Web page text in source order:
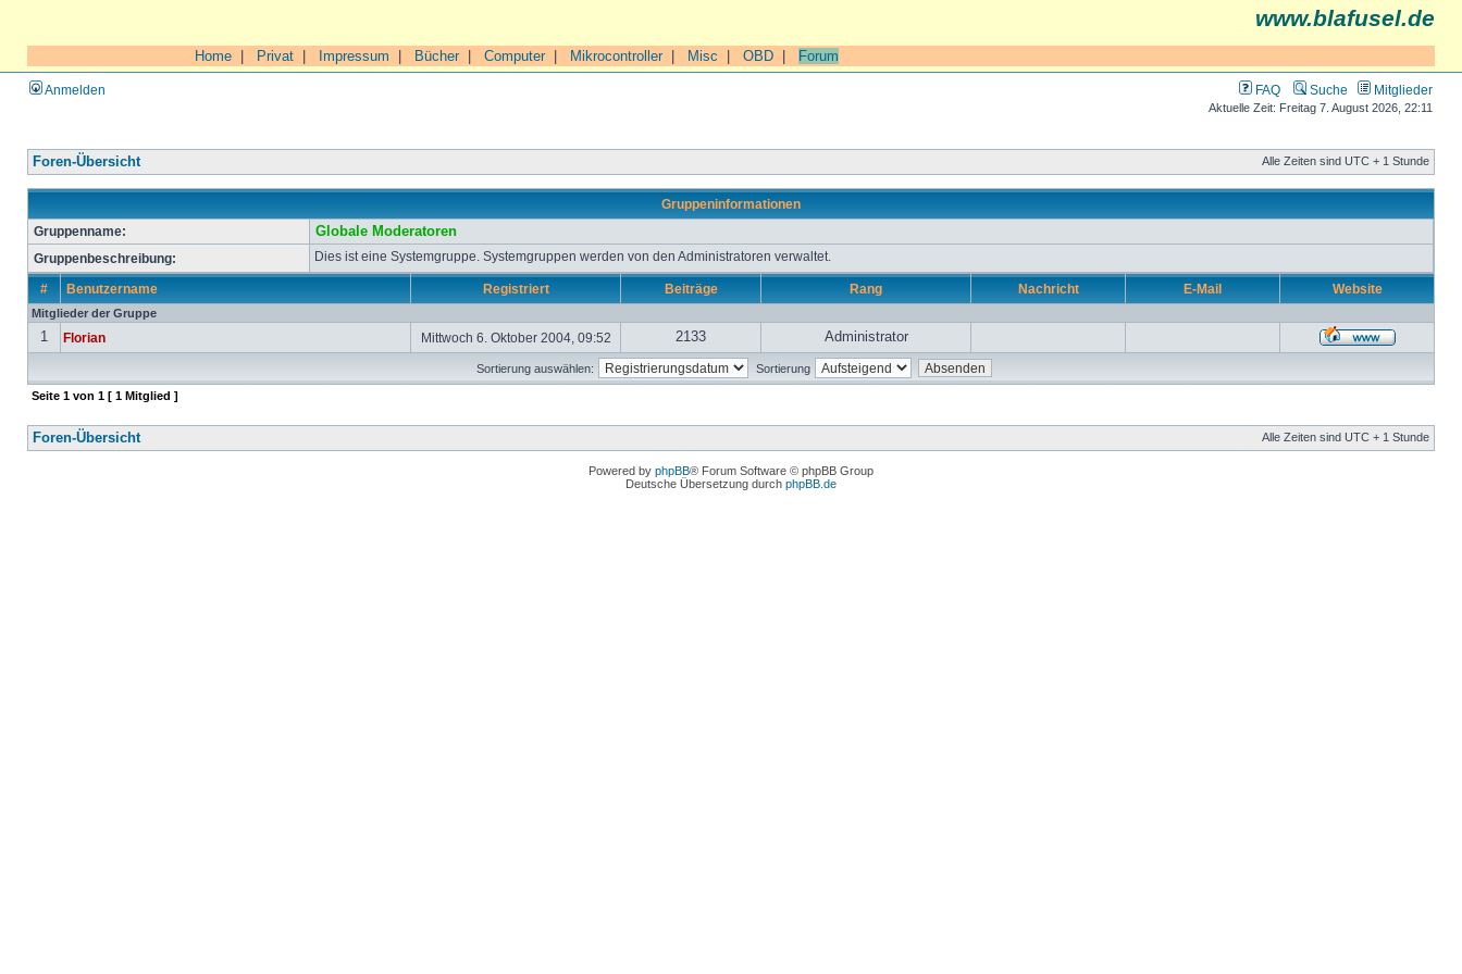
www.blafusel.de
Home Privat Impressum Bücher| Computer| Mikrocontroller| Misc OBD Forum
Anmelden FAQ Suche Mitglieder
Aktuelle Zeit: Freitag 7. August 2026, 22:11
Foren-Übersicht Alle Zeiten sind UTC + 1 Stunde
Gruppeninformationen
Gruppenname:
Globale Moderatoren
Gruppenbeschreibung: Dies ist eine Systemgruppe. Systemgruppen werden von den Administratoren verwaltet.
# Benutzername Registriert Beiträge Rang Nachricht E-Mail Website
Mitglieder der Gruppe
1 Florian Mittwoch 6. Oktober 2004, 09:52 2133 Administrator
Sortierung auswählen: Sortierung
Seite 1 von 1 [ 1 Mitglied ]
Foren-Übersicht Alle Zeiten sind UTC + 1 Stunde
Powered by phpBB® Forum Software © phpBB Group
Deutsche Übersetzung durch phpBB.de